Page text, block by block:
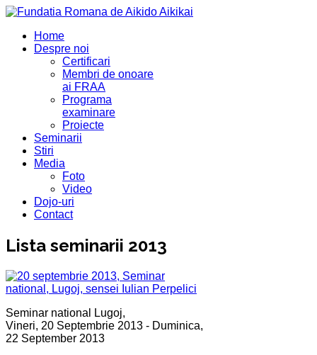
Home
Despre noi
Certificari
Membri de onoare
ai FRAA
Programa
examinare
Proiecte
Seminarii
Stiri
Media
Foto
Video
Dojo-uri
Contact
Lista seminarii 2013
Seminar national Lugoj,
Vineri, 20 Septembrie 2013 - Duminica,
22 September 2013